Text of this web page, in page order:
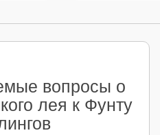
вопросы о
лея к Фунту